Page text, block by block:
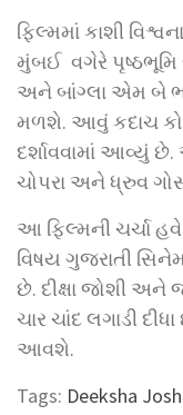
ફિલ્મમાં કાશી
મુંબઈ વગેરે પૃષ્ઠભૂમિ
અને બાંગ્લા એમ બે
મળશે. આવું કદાચ
દર્શાવવામાં આવ્યું
ચોપરા અને ધ્રુવ
આ ફિલ્મની ચર્ચા
વિષય ગુજરાતી
છે. દીક્ષા જોશી
ચાર ચાંદ લગાડી
આવશે.
Tags: Deeksha